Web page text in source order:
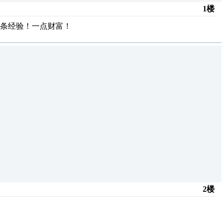
1楼
经验！一点财富！
2楼